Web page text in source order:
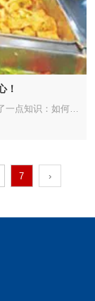
！
点知识：如何让
，新生在00后
7 ›